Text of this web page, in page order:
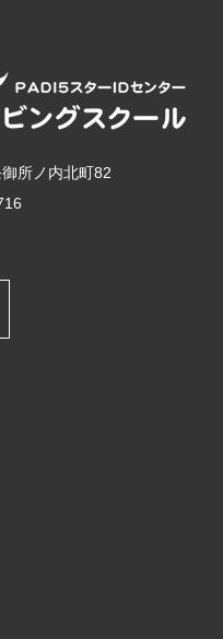
所ノ内北町82